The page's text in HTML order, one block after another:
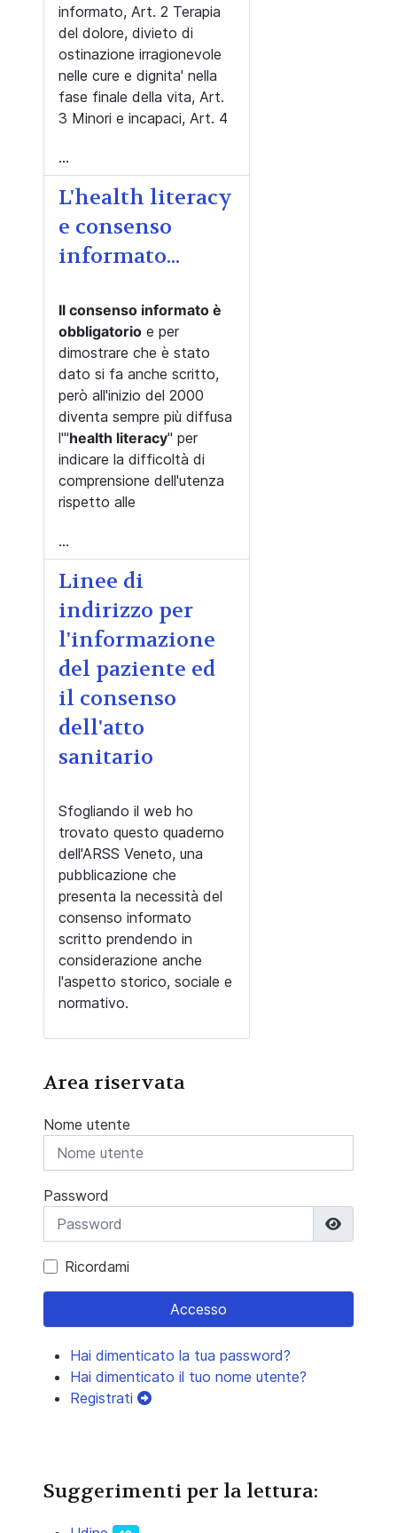
informato, Art. 2 Terapia
del dolore, divieto di
ostinazione irragionevole
nelle cure e dignita' nella
fase finale della vita, Art.
3 Minori e incapaci, Art. 4
...
L'health literacy
e consenso
informato...
Il consenso informato è
obbligatorio e per
dimostrare che è stato
dato si fa anche scritto,
però all'inizio del 2000
diventa sempre più diffusa
l'"health literacy" per
indicare la difficoltà di
comprensione dell'utenza
rispetto alle
...
Linee di
indirizzo per
l'informazione
del paziente ed
il consenso
dell'atto
sanitario
Sfogliando il web ho
trovato questo quaderno
dell'ARSS Veneto, una
pubblicazione che
presenta la necessità del
consenso informato
scritto prendendo in
considerazione anche
l'aspetto storico, sociale e
normativo.
Area riservata
Nome utente
Password
Ricordami
Accesso
Hai dimenticato la tua password?
Hai dimenticato il tuo nome utente?
Registrati
Suggerimenti per la lettura: